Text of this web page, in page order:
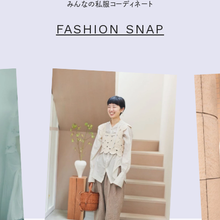
みんなの私服コーディネート
FASHION SNAP